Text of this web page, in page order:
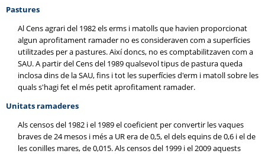
Pastures
Al Cens agrari del 1982 els erms i matolls que havien proporcionat
algun aprofitament ramader no es consideraven com a superfícies
utilitzades per a pastures. Així doncs, no es comptabilitzaven com a
SAU. A partir del Cens del 1989 qualsevol tipus de pastura queda
inclosa dins de la SAU, fins i tot les superfícies d'erm i matoll sobre les
quals s'hagi fet el més petit aprofitament ramader.
Unitats ramaderes
Als censos del 1982 i el 1989 el coeficient per convertir les vaques
braves de 24 mesos i més a UR era de 0,5, el dels equins de 0,6 i el de
les conilles mares, de 0,015. Als censos del 1999 i el 2009 aquests